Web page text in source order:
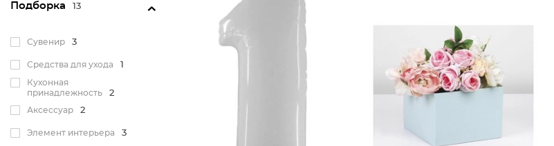
Подборка 13
Сувенир 3
Средства для ухода 1
Кухонная
принадлежность
2
Аксессуар 2
Элемент интерьера 3